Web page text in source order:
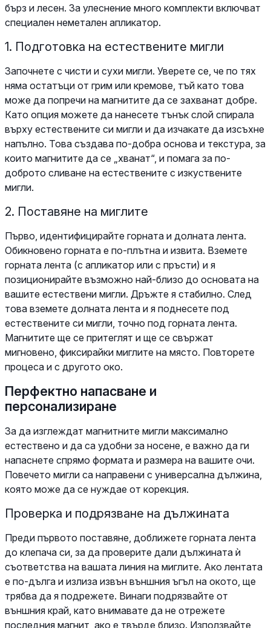
бърз и лесен. За улеснение много комплекти включват
специален неметален апликатор.
1. Подготовка на естествените мигли
Започнете с чисти и сухи мигли. Уверете се, че по тях
няма остатъци от грим или кремове, тъй като това
може да попречи на магнитите да се захванат добре.
Като опция можете да нанесете тънък слой спирала
върху естествените си мигли и да изчакате да изсъхне
напълно. Това създава по-добра основа и текстура, за
които магнитите да се „хванат“, и помага за по-
доброто сливане на естествените с изкуствените
мигли.
2. Поставяне на миглите
Първо, идентифицирайте горната и долната лента.
Обикновено горната е по-плътна и извита. Вземете
горната лента (с апликатор или с пръсти) и я
позиционирайте възможно най-близо до основата на
вашите естествени мигли. Дръжте я стабилно. След
това вземете долната лента и я поднесете под
естествените си мигли, точно под горната лента.
Магнитите ще се притеглят и ще се свържат
мигновено, фиксирайки миглите на място. Повторете
процеса и с другото око.
Перфектно напасване и
персонализиране
За да изглеждат магнитните мигли максимално
естествено и да са удобни за носене, е важно да ги
напаснете спрямо формата и размера на вашите очи.
Повечето мигли са направени с универсална дължина,
която може да се нуждае от корекция.
Проверка и подрязване на дължината
Преди първото поставяне, доближете горната лента
до клепача си, за да проверите дали дължината ѝ
съответства на вашата линия на миглите. Ако лентата
е по-дълга и излиза извън външния ъгъл на окото, ще
трябва да я подрежете. Винаги подрязвайте от
външния край, като внимавате да не отрежете
последния магнит, ако е твърде близо. Използвайте